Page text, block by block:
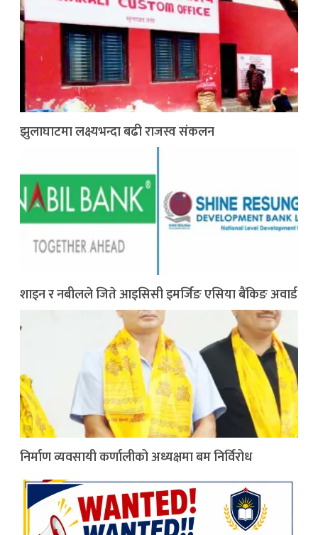
झुलाघाटमा लक्ष्यभन्दा बढी राजस्व संकलन
शाइन र नबीलले जिते आइसिसी इमर्जिङ एसिया बैंकिङ अवार्ड
निर्माण व्यवसायी कर्णालीको अध्यक्षमा बम निर्विरोध